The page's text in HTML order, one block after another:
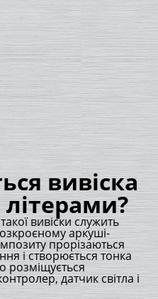
вивіска
вивіски служить
аркуші-
прорізаються
і створюється тонка
розміщується
датчик світла і